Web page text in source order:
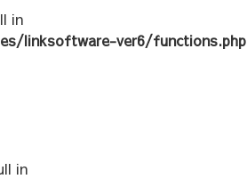
in
linksoftware-ver6/functions.php
in